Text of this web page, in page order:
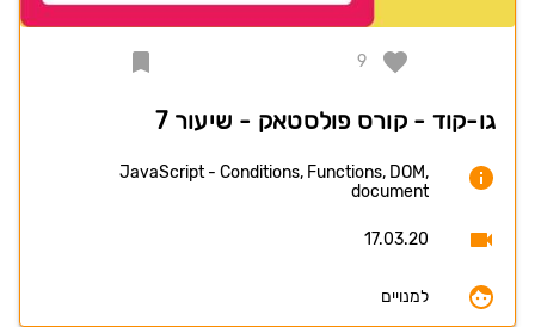
9
גו-קוד - קורס פולסטאק - שיעור 7
JavaScript - Conditions, Functions, DOM,
document
17.03.20
למנויים